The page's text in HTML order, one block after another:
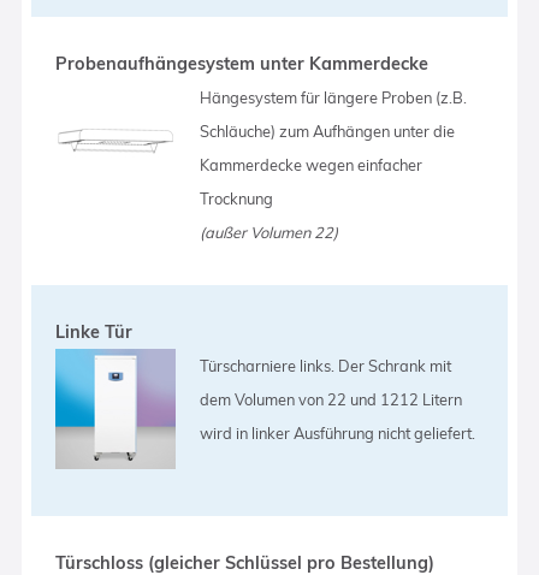
Probenaufhängesystem unter Kammerdecke
Hängesystem für längere Proben (z.B.
Schläuche) zum Aufhängen unter die
Kammerdecke wegen einfacher
Trocknung
(außer Volumen 22)
Linke Tür
Türscharniere links. Der Schrank mit
dem Volumen von 22 und 1212 Litern
wird in linker Ausführung nicht geliefert.
Türschloss (gleicher Schlüssel pro Bestellung)